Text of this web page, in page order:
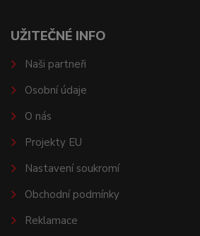
UŽITEČNÉ INFO
Naši partneři
Osobní údaje
O nás
Projekty EU
Nastavení soukromí
Obchodní podmínky
Reklamace